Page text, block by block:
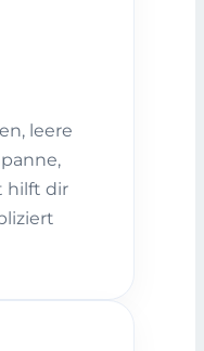
leere
hilft dir